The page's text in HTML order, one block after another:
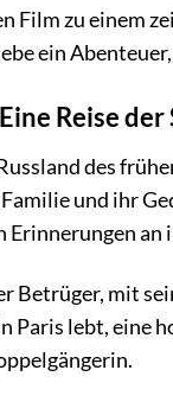
Film zu einem
ein
Reise
des
und ihr
mit
Paris lebt, eine